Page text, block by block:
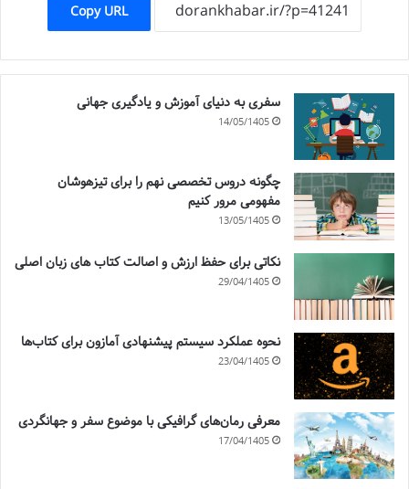
Copy URL
سفری به دنیای آموزش و یادگیری جهانی
14/05/1405
چگونه دروس تخصصی نهم را برای تیزهوشان
مفهومی مرور کنیم
13/05/1405
نکاتی برای حفظ ارزش و اصالت کتاب های زبان اصلی
29/04/1405
نحوه عملکرد سیستم پیشنهادی آمازون برای کتاب‌ها
23/04/1405
معرفی رمان‌های گرافیکی با موضوع سفر و جهانگردی
17/04/1405